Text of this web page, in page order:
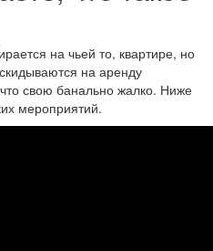
на чьей то, квартире, но
на аренду
свою банально жалко. Ниже
мероприятий.